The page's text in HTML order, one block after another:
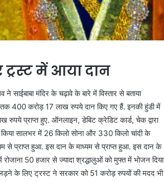
ट्रस्ट में आया दान
ने साईबाबा मंदिर के चढ़ावे के बारे में विस्तार से बताया
400 करोड़ 17 लाख रुपये दान किए गए हैं. इनकी हुंडी में
प्राप्त हुए. ऑनलाइन, डेबिट क्रेडिट कार्ड, चेक द्वारा
सालभर में 26 किलो सोना और 330 किलो चांदी के
प्राप्त हुआ. इस दान के माध्यम से प्राप्त हुआ. इस दान के
रोजाना 50 हजार से ज्यादा श्रद्धालुओं को मुफ्त में भोजन दिया
से लड़ने के लिए ट्रस्ट ने सरकार को 51 करोड़ रुपयों की मदद भी